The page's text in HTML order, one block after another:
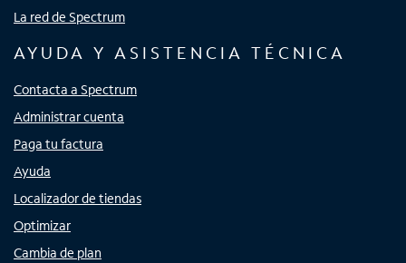
La red de Spectrum
AYUDA Y ASISTENCIA TÉCNICA
Contacta a Spectrum
Administrar cuenta
Paga tu factura
Ayuda
Localizador de tiendas
Optimizar
Cambia de plan